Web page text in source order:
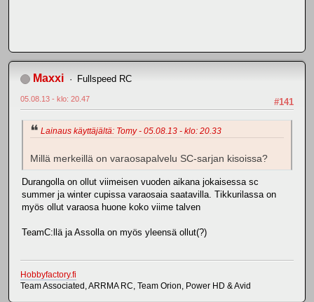
Maxxi Fullspeed RC
#141
05.08.13 - klo: 20.47
Lainaus käyttäjältä: Tomy - 05.08.13 - klo: 20.33
Millä merkeillä on varaosapalvelu SC-sarjan kisoissa?
Durangolla on ollut viimeisen vuoden aikana jokaisessa sc
summer ja winter cupissa varaosaia saatavilla. Tikkurilassa on
myös ollut varaosa huone koko viime talven
TeamC:llä ja Assolla on myös yleensä ollut(?)
Hobbyfactory.fi
Team Associated, ARRMA RC, Team Orion, Power HD & Avid